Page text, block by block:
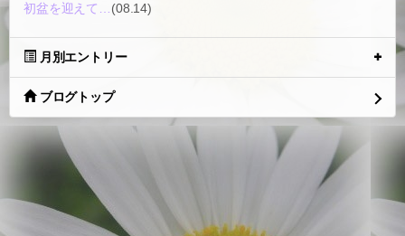
初盆を迎えて…(08.14)
月別エントリー
ブログトップ